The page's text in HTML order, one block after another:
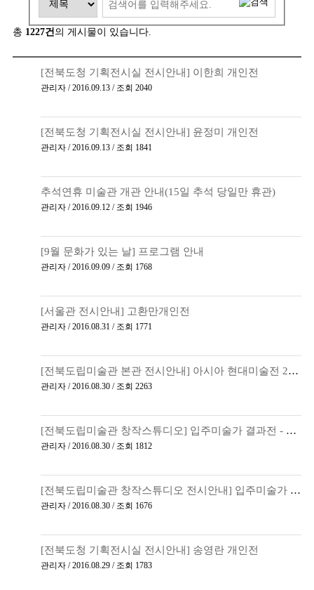
총 1227건의 게시물이 있습니다.
[전북도청 기획전시실 전시안내] 이한희 개인전
관리자 / 2016.09.13 / 조회 2040
[전북도청 기획전시실 전시안내] 윤정미 개인전
관리자 / 2016.09.13 / 조회 1841
추석연휴 미술관 개관 안내(15일 추석 당일만 휴관)
관리자 / 2016.09.12 / 조회 1946
[9월 문화가 있는 날] 프로그램 안내
관리자 / 2016.09.09 / 조회 1768
[서울관 전시안내] 고환만개인전
관리자 / 2016.08.31 / 조회 1771
[전북도립미술관 본관 전시안내] 아시아 현대미술전 2016 - ASIA YOUNG 36
관리자 / 2016.08.30 / 조회 2263
[전북도립미술관 창작스튜디오] 입주미술가 결과전 - 황 치엔 룬(Huang, Chien-Lun)
관리자 / 2016.08.30 / 조회 1812
[전북도립미술관 창작스튜디오 전시안내] 입주미술가 결과전 - 황융은(Huang, Yung-e…
관리자 / 2016.08.30 / 조회 1676
[전북도청 기획전시실 전시안내] 송영란 개인전
관리자 / 2016.08.29 / 조회 1783